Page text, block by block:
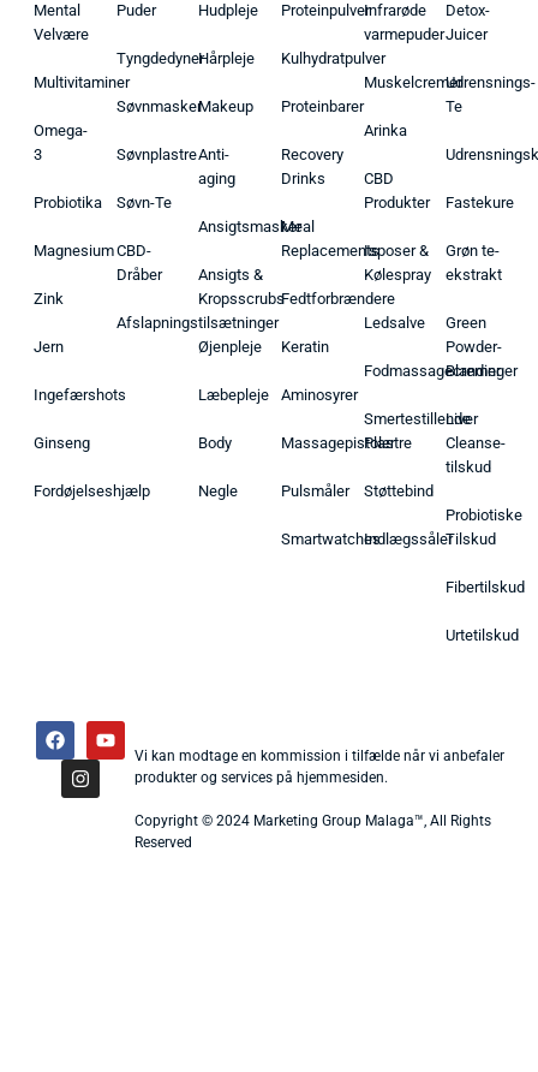
Mental
Velvære
Multivitaminer
Omega-
3
Probiotika
Magnesium
Zink
Jern
Ingefærshots
Ginseng
Fordøjelseshjælp
Puder
Tyngdedyner
Søvnmasker
Søvnplastre
Søvn-Te
CBD-
Dråber
Afslapningstilsætninger
Hudpleje
Hårpleje
Makeup
Anti-
aging
Ansigtsmasker
Ansigts &
Kropsscrubs
Øjenpleje
Læbepleje
Body
Negle
Proteinpulver
Kulhydratpulver
Proteinbarer
Recovery
Drinks
Meal
Replacements
Fedtforbrændere
Keratin
Aminosyrer
Massagepistoler
Pulsmåler
Smartwatches
Infrarøde
varmepuder
Muskelcremer
Arinka
CBD
Produkter
Isposer &
Kølespray
Ledsalve
Fodmassagecremer
Smertestillende
Plastre
Støttebind
Indlægssåler
Detox-
Juicer
Udrensnings-
Te
Fastekure
Grøn te-
ekstrakt
Green
Powder-
Blandinger
Liver
Cleanse-
tilskud
Probiotiske
Tilskud
Fibertilskud
Urtetilskud
Vi kan modtage en kommission i tilfælde når vi anbefaler
produkter og services på hjemmesiden.
Copyright © 2024 Marketing Group Malaga™, All Rights
Reserved